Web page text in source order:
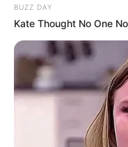
BUZZ DAY
Kate Thought No One